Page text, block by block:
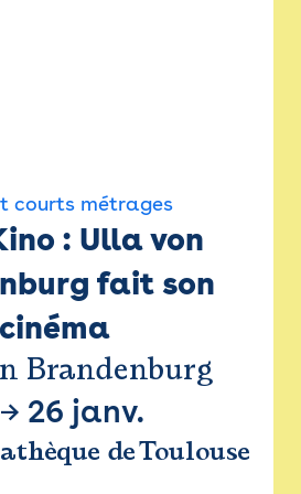
courts métrages
: Ulla von
fait son
cinéma
Brandenburg
→ 26 janv.
de Toulouse